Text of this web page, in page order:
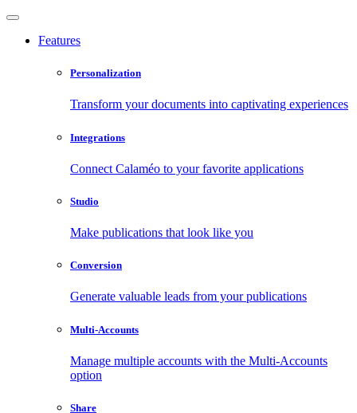
Features
Personalization
Transform your documents into captivating experiences
Integrations
Connect Calaméo to your favorite applications
Studio
Make publications that look like you
Conversion
Generate valuable leads from your publications
Multi-Accounts
Manage multiple accounts with the Multi-Accounts
option
Share